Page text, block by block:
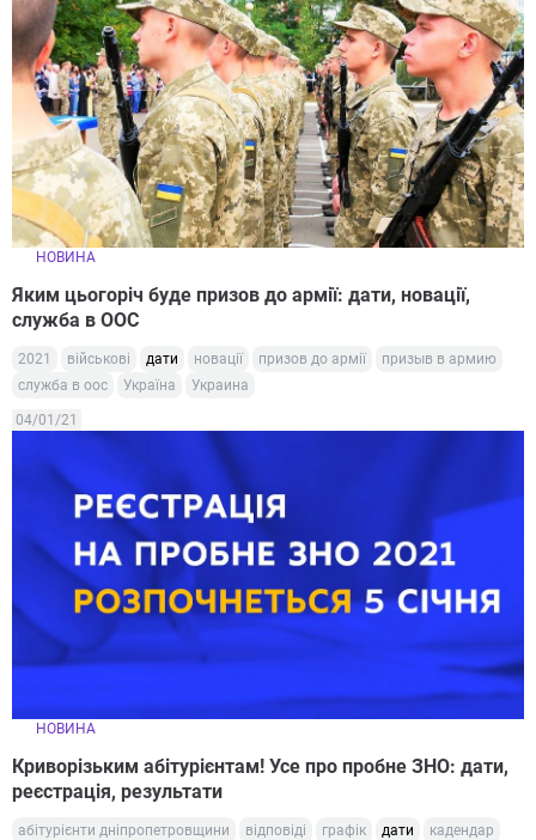
НОВИНА
Яким цьогоріч буде призов до армії: дати, новації,
служба в ООС
2021 військові дати новації призов до армії
призыв в армию
служба в оос
Україна Украина
04/01/21
НОВИНА
Криворізьким абітурієнтам! Усе про пробне ЗНО: дати,
реєстрація, результати
абітурієнти дніпропетровщини відповіді графік дати
кадендар